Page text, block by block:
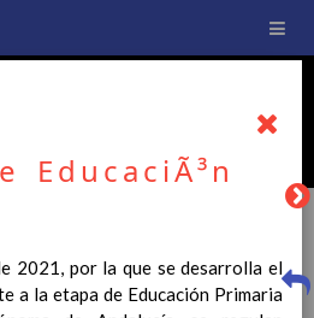
Fernando
CENTRO
EducaciÃ³n
2021, por la que se desarrolla el
a la etapa de Educación Primaria